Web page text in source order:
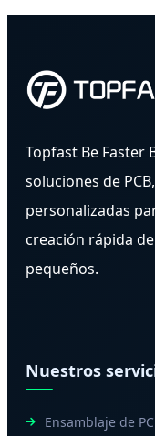
Topfast Be Faster
soluciones de
personalizadas
creación rápida
pequeños.
Nuestros
Ensamblaje de